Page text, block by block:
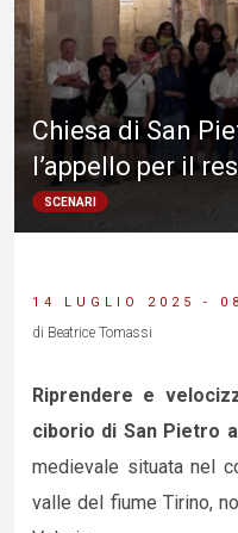
Chiesa di San
l’appello per il
SCENARI
14 LUGLIO 2025 -
di Beatrice Tomassi
Riprendere e
ciborio di San Pietro
medievale situata nel
valle del fiume Tirino,